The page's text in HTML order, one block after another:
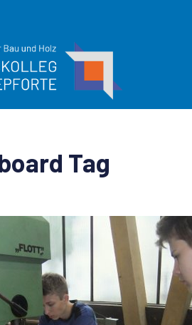
Tag